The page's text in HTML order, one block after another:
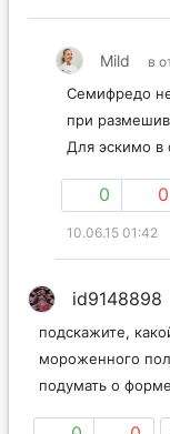
Mild в
Семифредо
при
Для эскимо в
0 0
10.06.15 01:42
id9148898
подскажите,
мороженного
подумать о